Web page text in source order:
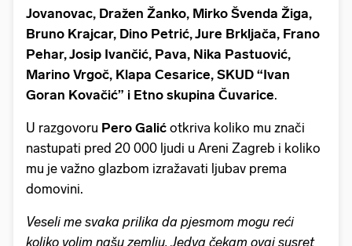
Jovanovac, Dražen Žanko, Mirko Švenda Žiga,
Bruno Krajcar, Dino Petrić, Jure Brkljača, Frano
Pehar, Josip Ivančić, Pava, Nika Pastuović,
Marino Vrgoč, Klapa Cesarice, SKUD “Ivan
Goran Kovačić” i Etno skupina Čuvarice.
U razgovoru Pero Galić otkriva koliko mu znači
nastupati pred 20 000 ljudi u Areni Zagreb i koliko
mu je važno glazbom izražavati ljubav prema
domovini.
Veseli me svaka prilika da pjesmom mogu reći
koliko volim našu zemlju. Jedva čekam ovaj susret